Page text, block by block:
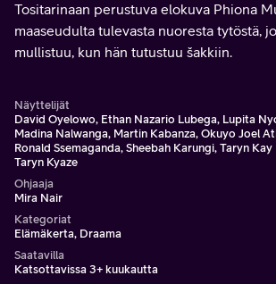
Tositarinaan perustuva elokuva Phiona
maaseudulta tulevasta nuoresta tytöstä,
mullistuu, kun hän tutustuu šakkiin.
Näyttelijät
David Oyelowo, Ethan Nazario Lubega, Lupita
Madina Nalwanga, Martin Kabanza, Okuyo Joel
Ronald Ssemaganda, Sheebah Karungi, Taryn Kay
Taryn Kyaze
Ohjaaja
Mira Nair
Kategoriat
Elämäkerta, Draama
Saatavilla
Katsottavissa 3+ kuukautta